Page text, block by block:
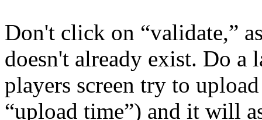
Don't click on “validate,”
doesn't already exist. Do a
players screen try to
“upload time”) and it will